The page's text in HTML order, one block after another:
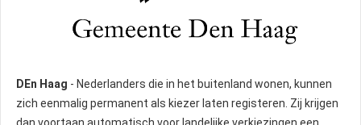
DEn Haag - Nederlanders die in het buitenland wonen, kunnen
zich eenmalig permanent als kiezer laten registeren. Zij krijgen
dan voortaan automatisch voor landelijke verkiezingen een